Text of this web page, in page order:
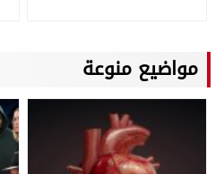
مواضيع منوعة